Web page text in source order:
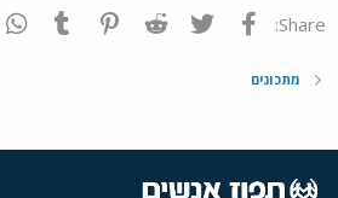
Share: פייסבוק Twitter
Reddit
Pinterest
Tumblr
מתכונים